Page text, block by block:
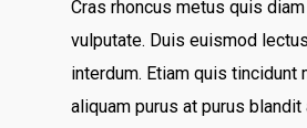
Cras rhoncus metus quis
vulputate. Duis euismod
interdum. Etiam quis tincidunt
aliquam purus at purus blandit